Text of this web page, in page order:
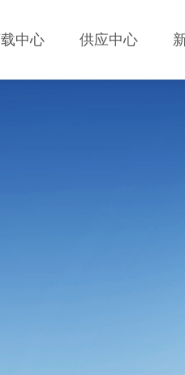
中心 供应中心